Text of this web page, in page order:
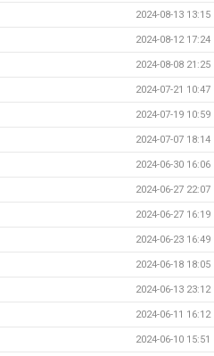
2024-08-13 13:15
2024-08-12 17:24
2024-08-08 21:25
2024-07-21 10:47
2024-07-19 10:59
2024-07-07 18:14
2024-06-30 16:06
2024-06-27 22:07
2024-06-27 16:19
2024-06-23 16:49
2024-06-18 18:05
2024-06-13 23:12
2024-06-11 16:12
2024-06-10 15:51